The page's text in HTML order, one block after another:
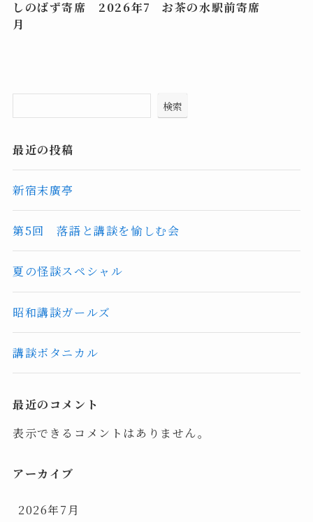
しのばず寄席 2026年7
月
お茶の水駅前寄席
検索
最近の投稿
新宿末廣亭
第5回 落語と講談を愉しむ会
夏の怪談スペシャル
昭和講談ガールズ
講談ボタニカル
最近のコメント
表示できるコメントはありません。
アーカイブ
2026年7月